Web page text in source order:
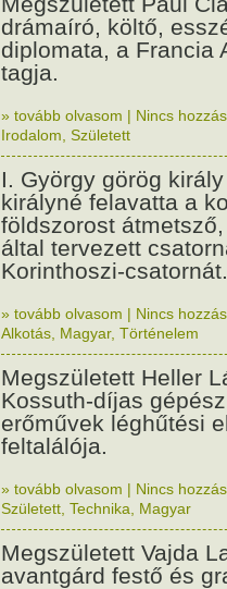
drámaíró, költő,
diplomata, a Francia
tagja.
» tovább olvasom | Nincs
Irodalom Született
I. György görög
királyné felavatta a
földszorost
által tervezett
Korinthoszi-csatornát.
» tovább olvasom | Nincs
Alkotás Magyar, Történelem
Megszületett Heller
Kossuth-díjas
erőművek léghűtési
feltalálója.
» tovább olvasom | Nincs
Született Technika Magyar
Megszületett Vajda
avantgárd festő és